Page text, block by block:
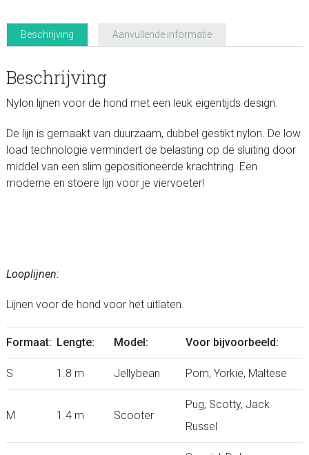
Beschrijving Aanvullende informatie
Beschrijving
Nylon lijnen voor de hond met een leuk eigentijds design.
De lijn is gemaakt van duurzaam, dubbel gestikt nylon. De low
load technologie vermindert de belasting op de sluiting door
middel van een slim gepositioneerde krachtring. Een
moderne en stoere lijn voor je viervoeter!
Looplijnen:
Lijnen voor de hond voor het uitlaten.
Formaat: Lengte: Model: Voor bijvoorbeeld:
S 1.8 m Jellybean Pom, Yorkie, Maltese
M 1.4 m Scooter
Pug, Scotty, Jack
Russel